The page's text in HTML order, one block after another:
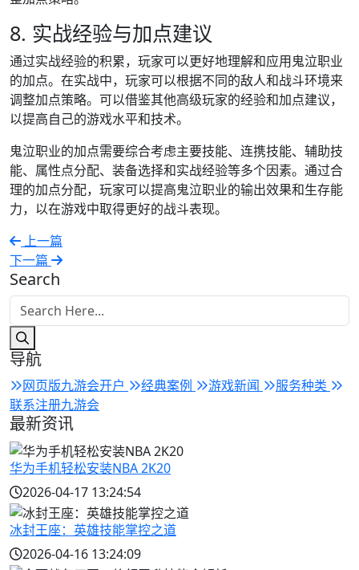
8. 实战经验与加点建议
通过实战经验的积累，玩家可以更好地理解和应用鬼泣职业
的加点。在实战中，玩家可以根据不同的敌人和战斗环境来
调整加点策略。可以借鉴其他高级玩家的经验和加点建议，
以提高自己的游戏水平和技术。
鬼泣职业的加点需要综合考虑主要技能、连携技能、辅助技
能、属性点分配、装备选择和实战经验等多个因素。通过合
理的加点分配，玩家可以提高鬼泣职业的输出效果和生存能
力，以在游戏中取得更好的战斗表现。
上一篇
下一篇
Search
导航
网页版九游会开户 经典案例 游戏新闻
服务种类
联系注册九游会
最新资讯
华为手机轻松安装NBA 2K20
2026-04-17 13:24:54
冰封王座：英雄技能掌控之道
2026-04-16 13:24:09